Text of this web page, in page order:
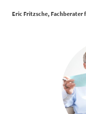
Eric Fritzsche,